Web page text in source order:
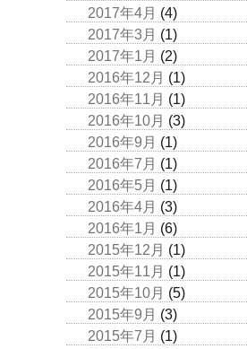
2017年4月 (4)
2017年3月 (1)
2017年1月 (2)
2016年12月 (1)
2016年11月 (1)
2016年10月 (3)
2016年9月 (1)
2016年7月 (1)
2016年5月 (1)
2016年4月 (3)
2016年1月 (6)
2015年12月 (1)
2015年11月 (1)
2015年10月 (5)
2015年9月 (3)
2015年7月 (1)